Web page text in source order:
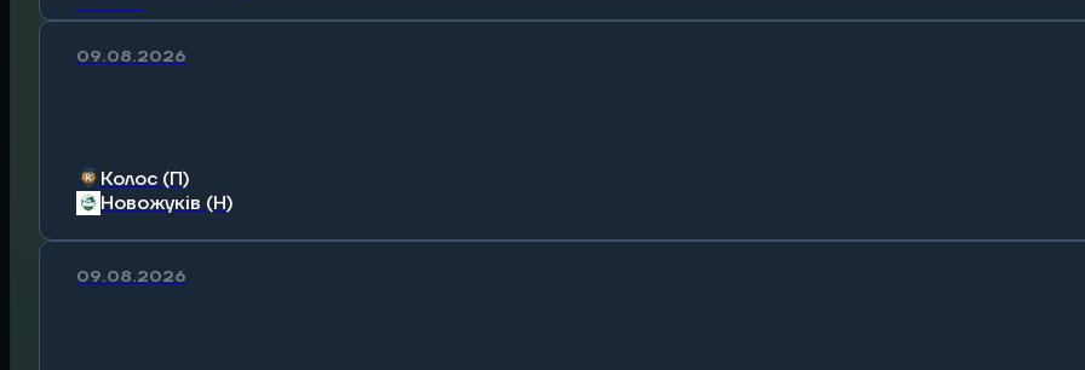
09.08.2026
Колос (П)
Новожуків (Н)
09.08.2026